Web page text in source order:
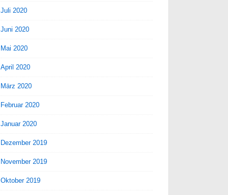
Juli 2020
Juni 2020
Mai 2020
April 2020
März 2020
Februar 2020
Januar 2020
Dezember 2019
November 2019
Oktober 2019